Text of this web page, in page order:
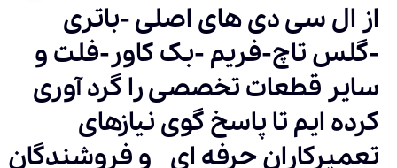
از ال سی دی های اصلی -باتری
-گلس تاچ-فریم -بک کاور-فلت و
سایر قطعات تخصصی را گرد آوری
کرده ایم تا پاسخ گوی نیازهای
تعمیرکاران حرفه ای و فروشندگان